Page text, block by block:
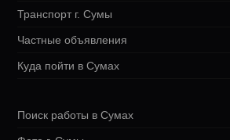
Транспорт г. Сумы
Частные объявления
Куда пойти в Сумах
Поиск работы в Сумах